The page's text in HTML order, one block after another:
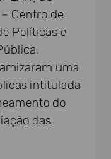
Centro de
Políticas e
uma
intitulada
do
das